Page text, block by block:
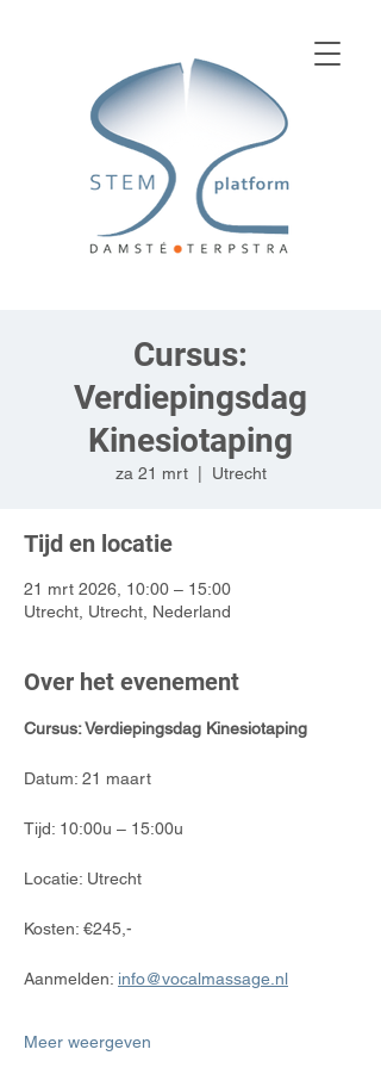
Cursus:
Verdiepingsdag
Kinesiotaping
za 21 mrt
  |
Utrecht
Tijd en locatie
21 mrt 2026, 10:00 – 15:00
Utrecht, Utrecht, Nederland
Over het evenement
Cursus: Verdiepingsdag Kinesiotaping
Datum: 21 maart
Tijd: 10:00u – 15:00u
Locatie: Utrecht
Kosten: €245,-
Aanmelden: info@vocalmassage.nl
Meer weergeven